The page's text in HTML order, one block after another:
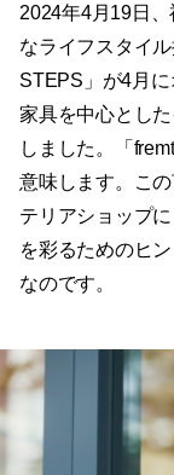
2024年4月19日
なライフスタイ
STEPS」が4月
家具を中心とし
しました。「
意味します。こ
テリアショップ
を彩るためのヒ
なのです。